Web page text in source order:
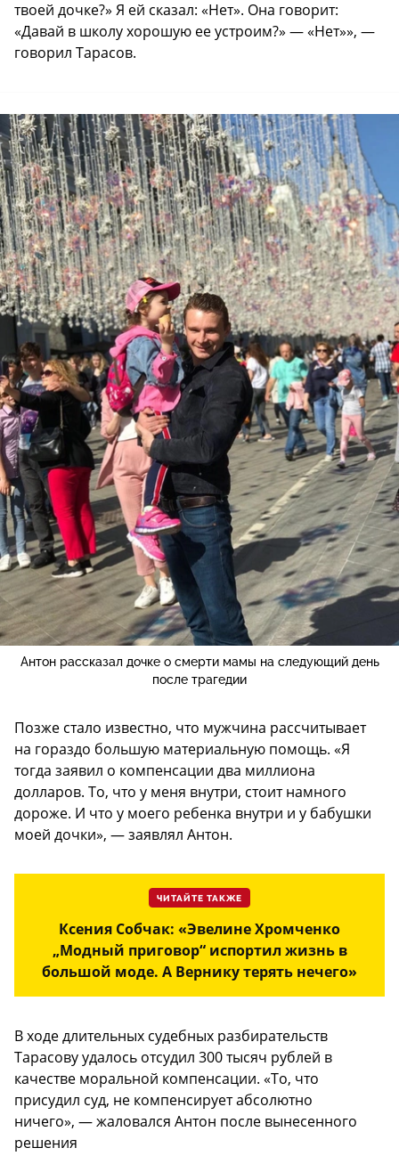
твоей дочке?» Я ей сказал: «Нет». Она говорит:
«Давай в школу хорошую ее устроим?» — «Нет»», —
говорил Тарасов.
Антон рассказал дочке о смерти мамы на следующий день
после трагедии
Позже стало известно, что мужчина рассчитывает
на гораздо большую материальную помощь. «Я
тогда заявил о компенсации два миллиона
долларов. То, что у меня внутри, стоит намного
дороже. И что у моего ребенка внутри и у бабушки
моей дочки», — заявлял Антон.
ЧИТАЙТЕ ТАКЖЕ
Ксения Собчак: «Эвелине Хромченко
„Модный приговор“ испортил жизнь в
большой моде. А Вернику терять нечего»
В ходе длительных судебных разбирательств
Тарасову удалось отсудил 300 тысяч рублей в
качестве моральной компенсации. «То, что
присудил суд, не компенсирует абсолютно
ничего», — жаловался Антон после вынесенного
решения